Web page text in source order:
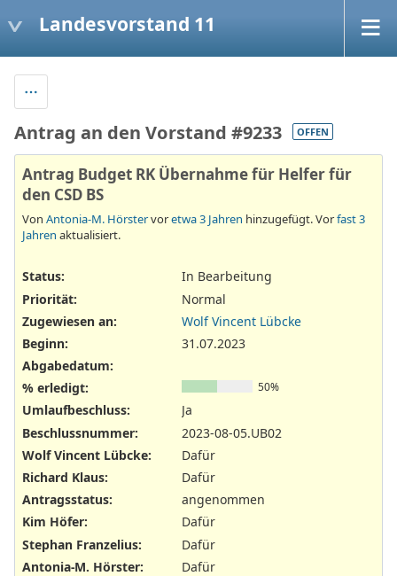
Landesvorstand 11
Antrag an den Vorstand #9233 OFFEN
Antrag Budget RK Übernahme für Helfer für
den CSD BS
Von Antonia-M. Hörstervoretwa 3 Jahren hinzugefügt. Vorfast 3
Jahren aktualisiert.
Status:
In Bearbeitung
Priorität:
Normal
Zugewiesen an:
Wolf Vincent Lübcke
Beginn:
31.07.2023
Abgabedatum:
% erledigt:
50%
Umlaufbeschluss:
Ja
Beschlussnummer:
2023-08-05.UB02
Wolf Vincent Lübcke:
Dafür
Richard Klaus:
Dafür
Antragsstatus:
angenommen
Kim Höfer:
Dafür
Stephan Franzelius:
Dafür
Antonia-M. Hörster:
Dafür